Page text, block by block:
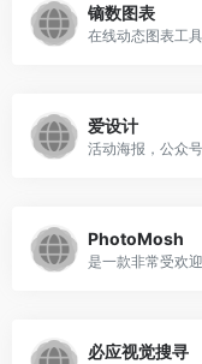
镝数图表
爱设计
PhotoMosh
必应视觉搜寻